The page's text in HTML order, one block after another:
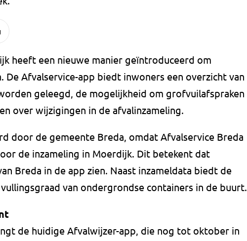
heeft een nieuwe manier geïntroduceerd om
De Afvalservice-app biedt inwoners een overzicht van
geleegd, de mogelijkheid om grofvuilafspraken
over wijzigingen in de afvalinzameling.
door de gemeente Breda, omdat Afvalservice Breda
de inzameling in Moerdijk. Dit betekent dat
Breda in de app zien. Naast inzameldata biedt de
van ondergrondse containers in de buurt.
de huidige Afvalwijzer-app, die nog tot oktober in